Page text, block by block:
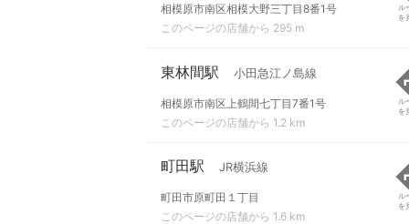
相模原市南区相模大野三丁目8番1号
このページの店舗から 295 m
ル
を
東林間駅 小田急江ノ島線
相模原市南区上鶴間七丁目7番1号
このページの店舗から 1.2 km
ル
を
町田駅 JR横浜線
町田市原町田１丁目
このページの店舗から 1.6 km
ル
を